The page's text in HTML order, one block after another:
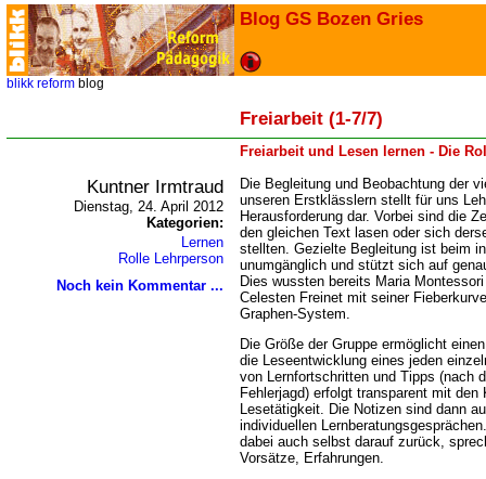
Blog GS Bozen Gries
blikk reform blog
Freiarbeit (1-7/7)
Freiarbeit und Lesen lernen - Die
Kuntner Irmtraud
Dienstag, 24. April 2012
Kategorien:
Lernen
Rolle Lehrperson
Noch kein Kommentar ...
Die Begleitung und Beobachtung der
unseren Erstklässlern stellt für uns
Herausforderung dar. Vorbei sind die
den gleichen Text lasen oder sich
stellten. Gezielte Begleitung ist beim
unumgänglich und stützt sich auf
Dies wussten bereits Maria
Celesten Freinet mit seiner
Graphen-System.
Die Größe der Gruppe ermöglicht
die Leseentwicklung eines jeden
von Lernfortschritten und Tipps (nach
Fehlerjagd) erfolgt transparent mit
Lesetätigkeit. Die Notizen sind dann
individuellen
dabei auch selbst darauf zurück,
Vorsätze, Erfahrungen.